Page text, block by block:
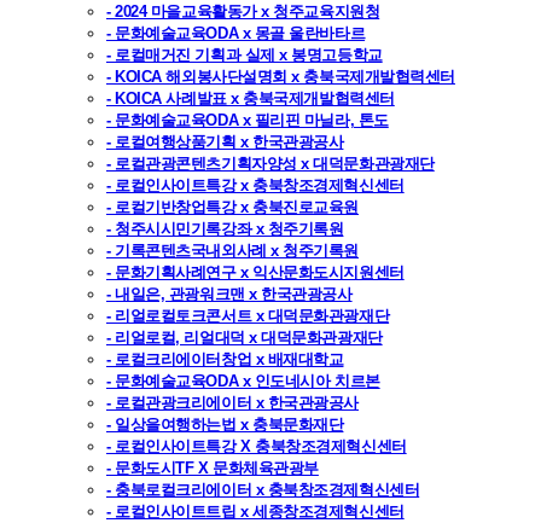
- 2024 마을교육활동가 x 청주교육지원청
- 문화예술교육ODA x 몽골 울란바타르
- 로컬매거진 기획과 실제 x 봉명고등학교
- KOICA 해외봉사단설명회 x 충북국제개발협력센터
- KOICA 사례발표 x 충북국제개발협력센터
- 문화예술교육ODA x 필리핀 마닐라, 톤도
- 로컬여행상품기획 x 한국관광공사
- 로컬관광콘텐츠기획자양성 x 대덕문화관광재단
- 로컬인사이트특강 x 충북창조경제혁신센터
- 로컬기반창업특강 x 충북진로교육원
- 청주시시민기록강좌 x 청주기록원
- 기록콘텐츠국내외사례 x 청주기록원
- 문화기획사례연구 x 익산문화도시지원센터
- 내일은, 관광워크맨 x 한국관광공사
- 리얼로컬토크콘서트 x 대덕문화관광재단
- 리얼로컬, 리얼대덕 x 대덕문화관광재단
- 로컬크리에이터창업 x 배재대학교
- 문화예술교육ODA x 인도네시아 치르본
- 로컬관광크리에이터 x 한국관광공사
- 일상을여행하는법 x 충북문화재단
- 로컬인사이트특강 X 충북창조경제혁신센터
- 문화도시TF X 문화체육관광부
- 충북로컬크리에이터 x 충북창조경제혁신센터
- 로컬인사이트트립 x 세종창조경제혁신센터